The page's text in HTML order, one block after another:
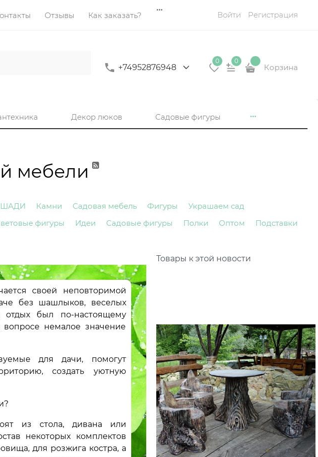
Отзывы Как заказать? Войти Регистрация
+74952876948
0 0
Корзина
Декор люков Садовые фигуры
мебели
Камни Садовая мебель Фигуры
Украшаем сад
фигуры Идеи Садовые фигуры Полки Оптом
Подставки
своей неповторимой
без шашлыков, веселых
был по-настоящему
немалое значение
для дачи, помогут
создать уютную
из стола, дивана или
некоторых комплектов
для розжига костра, а
Товары к этой новости